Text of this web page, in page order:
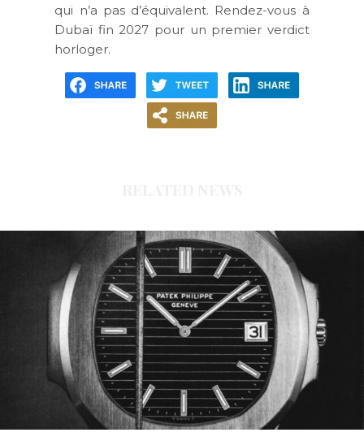
qui n’a pas d’équivalent. Rendez-vous à
Dubaï fin 2027 pour un premier verdict
horloger.